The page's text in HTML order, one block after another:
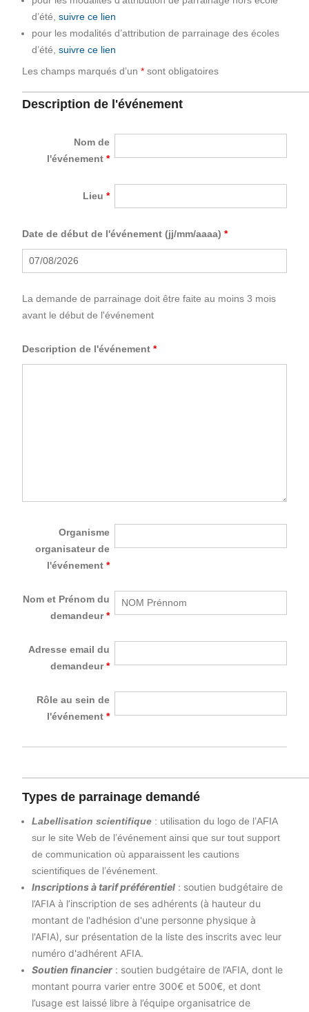
d’été, suivre ce lien
pour les modalités d’attribution de parrainage des écoles
d’été, suivre ce lien
Les champs marqués d’un *sont obligatoires
Description de l'événement
Nom de
l'événement *
Lieu *
Date de début de l'événement (jj/mm/aaaa) *
La demande de parrainage doit être faite au moins 3 mois
avant le début de l'événement
Description de l'événement *
Organisme
organisateur de
l'événement *
Nom et Prénom du
demandeur*
Adresse email du
demandeur*
Rôle au sein de
l'événement *
Types de parrainage demandé
Labellisation scientifique: utilisation du logo de l’AFIA
sur le site Web de l’événement ainsi que sur tout support
de communication où apparaissent les cautions
scientifiques de l’événement.
Inscriptions à tarif préférentiel: soutien budgétaire de
l’AFIA à l’inscription de ses adhérents (à hauteur du
montant de l'adhésion d'une personne physique à
l'AFIA), sur présentation de la liste des inscrits avec leur
numéro d'adhérent AFIA.
Soutien financier: soutien budgétaire de l’AFIA, dont le
montant pourra varier entre 300€ et 500€, et dont
l’usage est laissé libre à l’équipe organisatrice de